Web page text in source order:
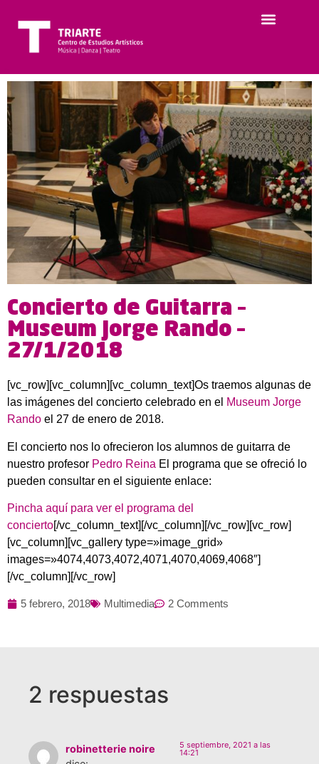
Concierto de Guitarra –
Museum Jorge Rando –
27/1/2018
[vc_row][vc_column][vc_column_text]Os traemos algunas de
las imágenes del concierto celebrado en el Museum Jorge
Rando el 27 de enero de 2018.
El concierto nos lo ofrecieron los alumnos de guitarra de
nuestro profesor Pedro Reina El programa que se ofreció lo
pueden consultar en el siguiente enlace:
Pincha aquí para ver el programa del
concierto[/vc_column_text][/vc_column][/vc_row][vc_row]
[vc_column][vc_gallery type=»image_grid»
images=»4074,4073,4072,4071,4070,4069,4068″]
[/vc_column][/vc_row]
5 febrero, 2018 Multimedia 2 Comments
2 respuestas
robinetterie noire
5 septiembre, 2021 a las
14:21